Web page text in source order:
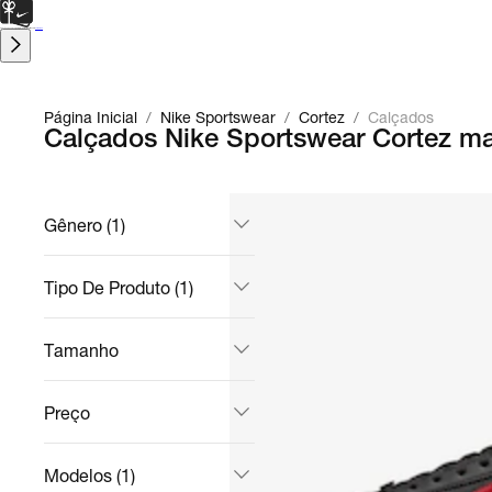
Página Inicial / Nike Sportswear / Cortez / Calçados
Calçados Nike Sportswear Cortez
Gênero (1)
Tipo De Produto (1)
Tamanho
Preço
Modelos (1)